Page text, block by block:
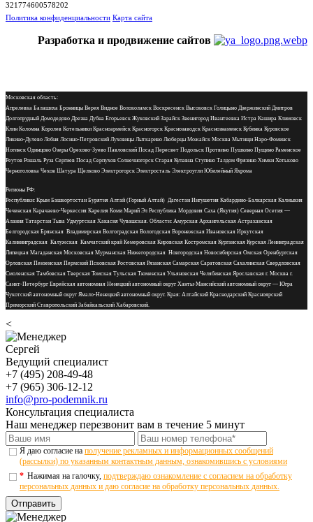
321774600578202
Политика конфиденциальности Карта сайта
Разработка и продвижение сайтов
Московская область:
Апрелевка Балашиха Бронницы Верея Видное Волоколамск Воскресенск Высоковск Голицыно Дзержинский Дмитров
Долгопрудный Домодедово Дрезна Дубна Егорьевск Жуковский Зарайск Звенигород Ивантеевка Истра Кашира Климовск
Клин Коломна Королев Котельники Красноармейск Красногорск Краснозаводск Краснознаменск Кубинка Куровское
Ликино-Дулево Лобня Лосино-Петровский Луховицы Лыткарино Люберцы Можайск Москва Мытищи Наро-Фоминск
Ногинск Одинцово Озеры Орехово-Зуево Павловский Посад Пересвет Подольск Протвино Пушкино Пущино Раменское
Реутов Рошаль Руза Сергиев Посад Серпухов Солнечногорск Старая Купавна Ступино Талдом Фрязино Химки Хотьково
Черноголовка Чехов Шатура Щелково Электрогорск Электросталь Электроугли Юбилейный Яхрома
Регионы РФ:
Республики: Крым Башкортостан Бурятия Алтай (Горный Алтай) Дагестан Ингушетия Кабардино-Балкарская Калмыкия
Чеченская Карачаево-Черкессия Карелия Коми Марий Эл Республика Мордовия Саха (Якутия) Северная Осетия —
Алания Татарстан Тыва Удмуртская Хакасия Чувашская. Области: Амурская Архангельская Астраханская
Белгородская Брянская Владимирская Волгоградская Вологодская Воронежская Ивановская Иркутская
Калининградская Калужская Камчатский край Кемеровская Кировская Костромская Курганская Курская Ленинградская
Липецкая Магаданская Московская Мурманская Нижегородская Новгородская Новосибирская Омская Оренбургская
Орловская Пензенская Пермский Псковская Ростовская Рязанская Самарская Саратовская Сахалинская Свердловская
Смоленская Тамбовская Тверская Томская Тульская Тюменская Ульяновская Челябинская Ярославская г. Москва г.
Санкт-Петербург Еврейская автономная Ненецкий автономный округ Ханты-Мансийский автономный округ — Югра
Чукотский автономный округ Ямало-Ненецкий автономный округ. Края: Алтайский Краснодарский Красноярский
Приморский Ставропольский Забайкальский Хабаровский.
<
Сергей
Ведущий специалист
+7 (495) 208-49-48
+7 (965) 306-12-12
info@pro-podemnik.ru
Консультация специалиста
Наш менеджер перезвонит вам в течение 5 минут
Я даю согласие на получение рекламных и информационных сообщений
(рассылки) по указанным контактным данным, ознакомившись с условиями
* Нажимая на галочку, подтверждаю ознакомление с согласием на обработку
персональных данных и даю согласие на обработку персональных данных.
Отправить